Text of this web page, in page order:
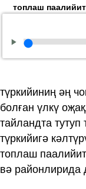
топлаш
түркийиниң әң
болған үлкү
тайландта тутуп
түркийигә
топлаш
вә районлирида